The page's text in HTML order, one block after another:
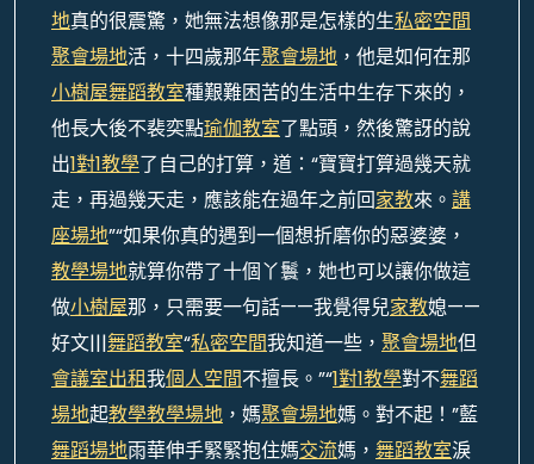
地真的很震驚，她無法想像那是怎樣的生私密空間
聚會場地活，十四歲那年聚會場地 ，他是如何在那
小樹屋舞蹈教室種艱難困苦的生活中生存下來的，
他長大後不裴奕點瑜伽教室了點頭，然後驚訝的說
出1對1教學了自己的打算，道：“寶寶打算過幾天就
走，再過幾天走，應該能在過年之前回家教來。 講
座場地”“如果你真的遇到一個想折磨你的惡婆婆，
教學場地就算你帶了十個丫鬟，她也可以讓你做這
做小樹屋那，只需要一句話——我覺得兒家教媳——
好文|||舞蹈教室“私密空間我知道一些， 聚會場地但
會議室出租我個人空間不擅長。”“1對1教學對不舞蹈
場地起教學教學場地 ，媽聚會場地媽。對不起！”藍
舞蹈場地雨華伸手緊緊抱住媽交流媽， 舞蹈教室淚